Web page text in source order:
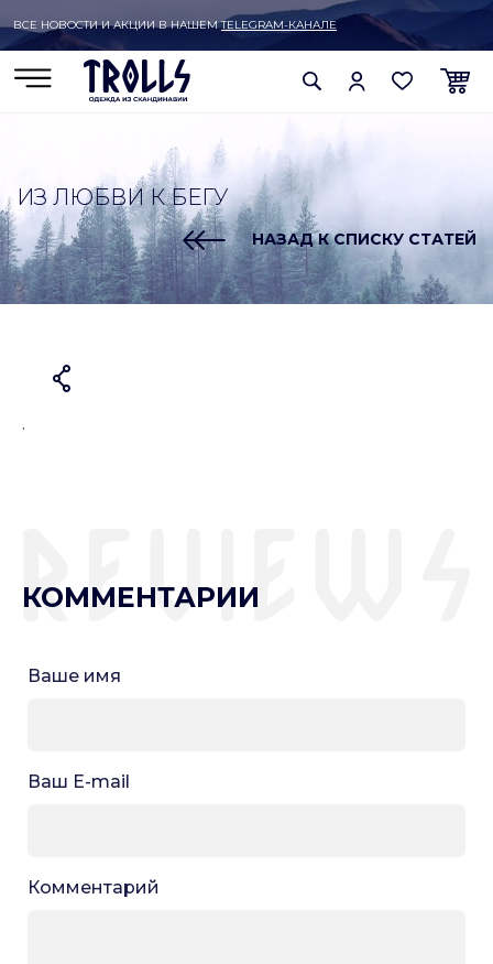
ВСЕ НОВОСТИ И АКЦИИ В НАШЕМTELEGRAM-КАНАЛЕ
ИЗ ЛЮБВИ К БЕГУ
НАЗАД К СПИСКУ СТАТЕЙ
.
КОММЕНТАРИИ
Ваше имя
Ваш E-mail
Комментарий